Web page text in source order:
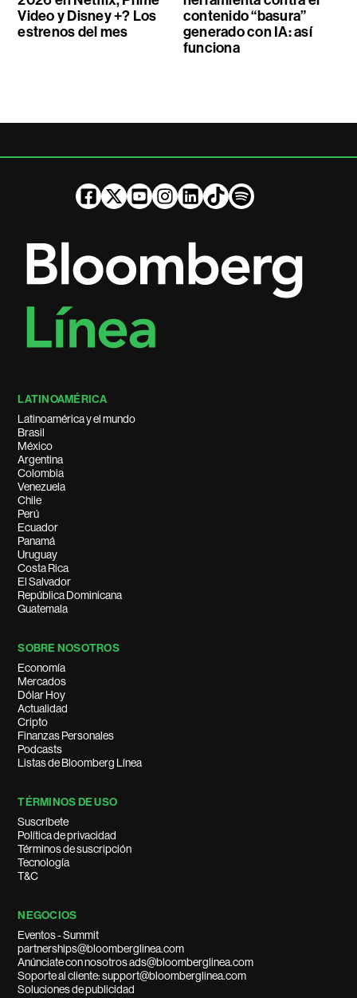
Video y Disney +? Los
estrenos del mes
contenido “basura”
generado con IA: así
funciona
LATINOAMÉRICA
Latinoamérica y el mundo
Brasil
México
Argentina
Colombia
Venezuela
Chile
Perú
Ecuador
Panamá
Uruguay
Costa Rica
El Salvador
República Dominicana
Guatemala
SOBRE NOSOTROS
Economía
Mercados
Dólar Hoy
Actualidad
Cripto
Finanzas Personales
Podcasts
Listas de Bloomberg Línea
TÉRMINOS DE USO
Suscríbete
Política de privacidad
Términos de suscripción
Tecnología
T&C
NEGOCIOS
Eventos - Summit
partnerships@bloomberglinea.com
Anúnciate con nosotros ads@bloomberglinea.com
Soporte al cliente: support@bloomberglinea.com
Soluciones de publicidad